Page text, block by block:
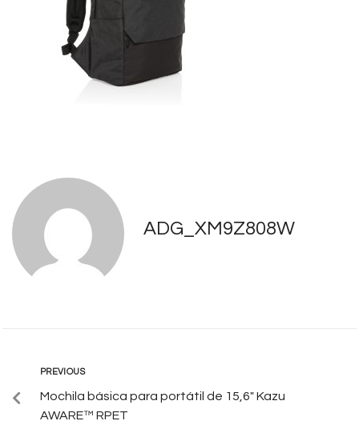
ADG_XM9Z808W
PREVIOUS
Mochila básica para portátil de 15,6″ Kazu
AWARE™ RPET